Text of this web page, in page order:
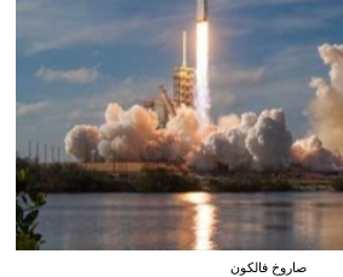
صاروخ فالكون